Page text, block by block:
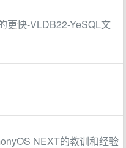
更快-VLDB22-YeSQL文
NEXT的教训和经验